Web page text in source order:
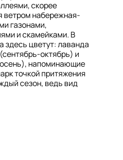
скорее
ветром набережная-
газонами,
и скамейками. В
здесь цветут: лаванда
октябрь) и
напоминающие
точкой притяжения
сезон, ведь вид